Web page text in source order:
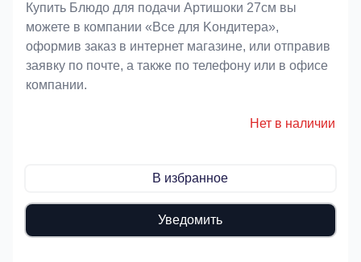
Купить Блюдо для подачи Артишоки 27см вы
можете в компании «Bce для Koндитeрa»,
оформив заказ в интернет магазине, или отправив
заявку по почте, а также по телефону или в офисе
компании.
Нет в наличии
В избранное
Уведомить